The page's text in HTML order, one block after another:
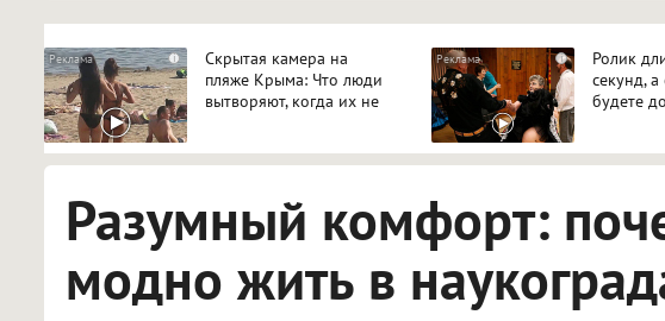
i
Скрытая камера на
пляже Крыма: Что люди
вытворяют, когда их не
i
Ролик
секунд, а
будете
Разумный комфорт:
модно жить в